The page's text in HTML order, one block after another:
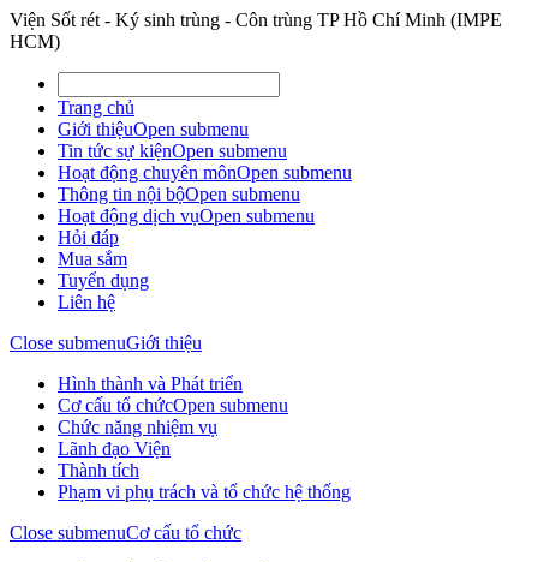
Viện Sốt rét - Ký sinh trùng - Côn trùng TP Hồ Chí Minh (IMPE
HCM)
Trang chủ
Giới thiệuOpen submenu
Tin tức sự kiệnOpen submenu
Hoạt động chuyên mônOpen submenu
Thông tin nội bộOpen submenu
Hoạt động dịch vụOpen submenu
Hỏi đáp
Mua sắm
Tuyển dụng
Liên hệ
Close submenuGiới thiệu
Hình thành và Phát triển
Cơ cấu tổ chứcOpen submenu
Chức năng nhiệm vụ
Lãnh đạo Viện
Thành tích
Phạm vi phụ trách và tổ chức hệ thống
Close submenuCơ cấu tổ chức